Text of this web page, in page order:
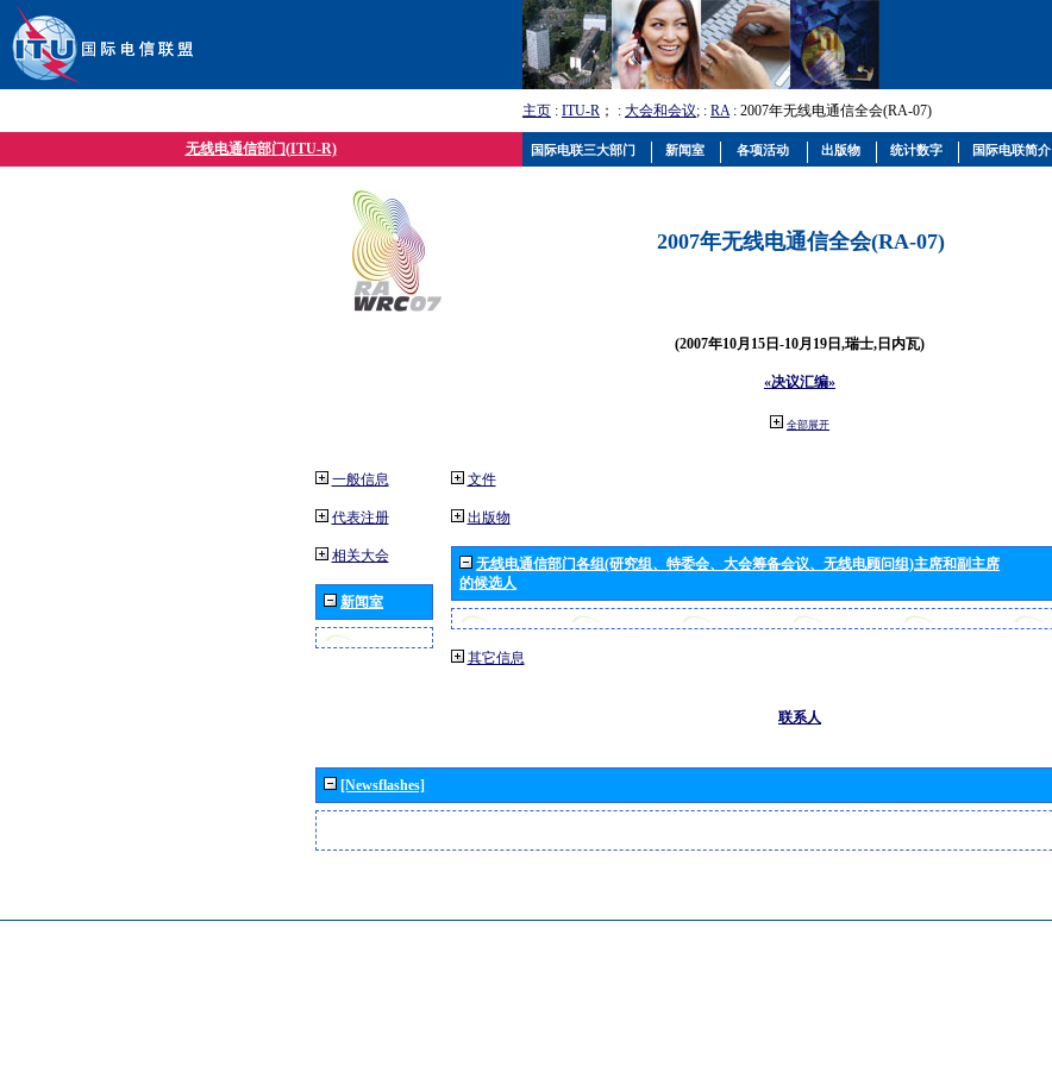
主页 : ITU-R ； : 大会和会议; : RA: 2007年无线电通信全会(RA-07)
无线电通信部门(ITU-R)
2007年无线电通信全会(RA-07)
(2007年10月15日-10月19日,瑞士,日内瓦)
«决议汇编»
全部展开
一般信息
代表注册
相关大会
新闻室
文件
出版物
无线电通信部门各组(研究组、特委会、大会筹备会议、无线电顾问组)主席和副主席
的候选人
其它信息
联系人
[Newsflashes]
国际电联三大部门 新闻室 各项活动 出版物 统计数字 国际电联简介